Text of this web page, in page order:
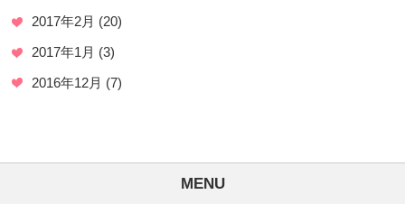
2017年2月 (20)
2017年1月 (3)
2016年12月 (7)
MENU